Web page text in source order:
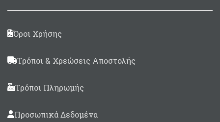
Όροι Χρήσης
Τρόποι & Χρεώσεις Αποστολής
Τρόποι Πληρωμής
Προσωπικά Δεδομένα